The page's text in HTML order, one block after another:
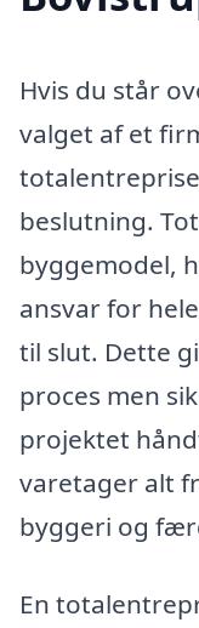
Hvis du står
valget af et
beslutning.
byggemodel,
ansvar for
til slut. Dette
proces men
projektet
varetager alt
byggeri og
En